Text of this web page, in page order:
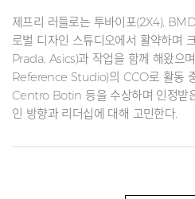
제프리 러들로는 투바이포(2X4),
로벌 디자인 스튜디오에서 활약하며
Prada, Asics)과 작업을 함께 해왔으
Reference Studio)의 CCO로 활동
Centro Botin 등을 수상하며 인정받
인 방향과 리더십에 대해 고민한다.